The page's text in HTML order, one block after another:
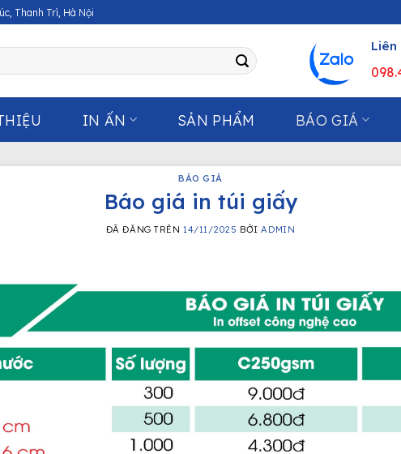
Thanh Trì, Hà Nội
Liên
IN ẤN SẢN PHẨM BÁO GIÁ
BÁO GIÁ
Báo giá in túi giấy
ĐÃ ĐĂNG TRÊN14/11/2025 BỞIADMIN